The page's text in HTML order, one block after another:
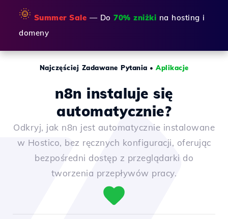
🌞 Summer Sale — Do 70% zniżki na hosting i
domeny
Najczęściej Zadawane Pytania • Aplikacje
n8n instaluje się
automatycznie?
Odkryj, jak n8n jest automatycznie instalowane
w Hostico, bez ręcznych konfiguracji, oferując
bezpośredni dostęp z przeglądarki do
tworzenia przepływów pracy.